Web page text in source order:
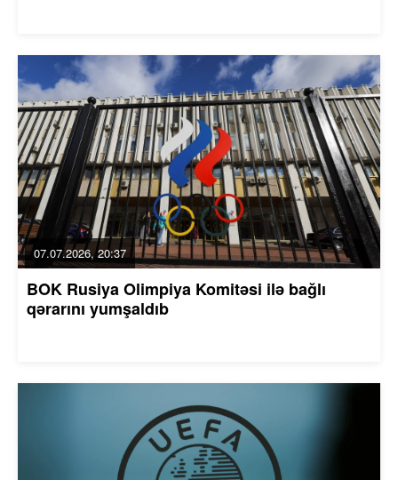
07.07.2026, 20:37
BOK Rusiya Olimpiya Komitəsi ilə bağlı
qərarını yumşaldıb